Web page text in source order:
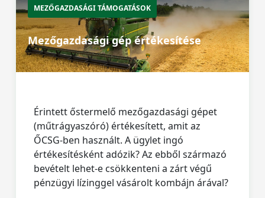
MEZŐGAZDASÁGI TÁMOGATÁSOK
Mezőgazdasági gép értékesítése
Érintett őstermelő mezőgazdasági gépet
(műtrágyaszóró) értékesített, amit az
ŐCSG-ben használt. A ügylet ingó
értékesítésként adózik? Az ebből származó
bevételt lehet-e csökkenteni a zárt végű
pénzügyi lízinggel vásárolt kombájn árával?